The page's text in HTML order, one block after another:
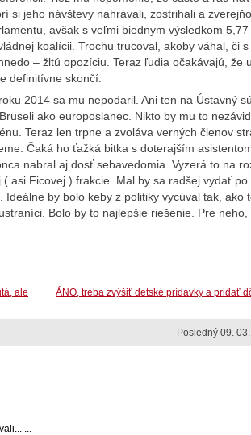
si jeho návštevy nahrávali, zostrihali a
avšak s veľmi biednym výsledkom 5,77
koalícii. Trochu trucoval, akoby váhal, či
– žltú opozíciu. Teraz ľudia očakávajú, že
definitívne skončí.
2014 sa mu nepodaril. Ani ten na Ústavný
ako europoslanec. Nikto by mu to
Teraz len trpne a zvoláva verných členov
Čaká ho ťažká bitka s doterajším
nabral aj dosť sebavedomia. Vyzerá to na
asi Ficovej ) frakcie. Mal by sa radšej vydať po
by bolo keby z politiky vycúval tak, ako
Bolo by to najlepšie riešenie. Pre neho,
ÁNO, treba zvýšiť detské prídavky a pridať
ale
Posledný 09.
...